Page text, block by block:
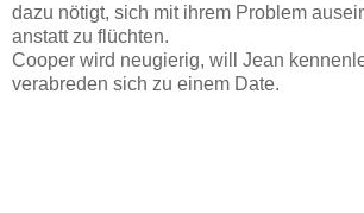
dazu nötigt, sich mit ihrem Problem
anstatt zu flüchten.
Cooper wird neugierig, will Jean
verabreden sich zu einem Date.